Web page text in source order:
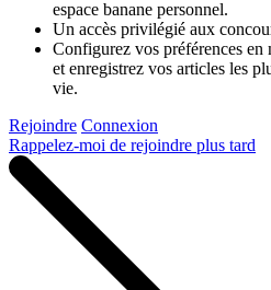
espace banane personnel.
Un accès privilégié aux
Configurez vos préférences en
et enregistrez vos articles les
vie.
Rejoindre Connexion
Rappelez-moi de rejoindre plus tard